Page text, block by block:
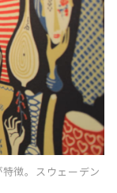
徴。スウェーデン